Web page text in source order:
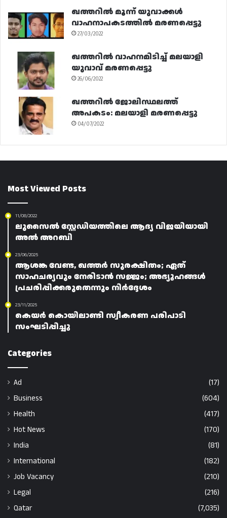
ഖത്തറിൽ മൂന്ന് യുവാക്കൾ
വാഹനാപകടത്തിൽ മരണപ്പെട്ടു
27/03/2022
ഖത്തറിൽ വാഹനമിടിച്ച് മലയാളി
യുവാവ് മരണപ്പെട്ടു
26/06/2022
ഖത്തറിൽ ജോലിസ്ഥലത്ത്
അപകടം: മലയാളി മരണപ്പെട്ടു
04/07/2022
Most Viewed Posts
11/08/2022
ലുസൈൽ സ്റ്റേഡിയത്തിലെ ആദ്യ വിജയിയായി
അൽ അറബി
23/06/2025
ആശങ്ക വേണ്ട, ഖത്തർ സുരക്ഷിതം; ഏത്
സാഹചര്യവും നേരിടാൻ സജ്ജം; അഭ്യൂഹങ്ങൾ
പ്രചരിപ്പിക്കരുതെന്നും നിർദ്ദേശം
23/11/2025
കെയർ കൊയിലാണ്ടി സ്വീകരണ പരിപാടി
സംഘടിപ്പിച്ചു
Categories
Ad
(17)
Business
(604)
Health
(417)
Hot News
(170)
India
(81)
International
(182)
Job Vacancy
(210)
Legal
(216)
Qatar
(7,035)